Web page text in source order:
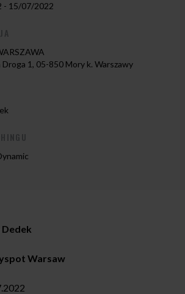
- 15/07/2022
Droga 1, 05-850 Mory k. Warszawy
Warsaw